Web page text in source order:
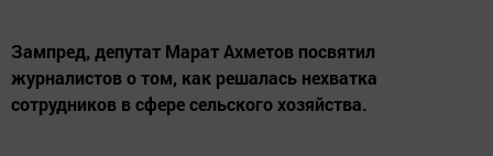
Зампред, депутат Марат Ахметов посвятил
журналистов о том, как решалась нехватка
сотрудников в сфере сельского хозяйства.